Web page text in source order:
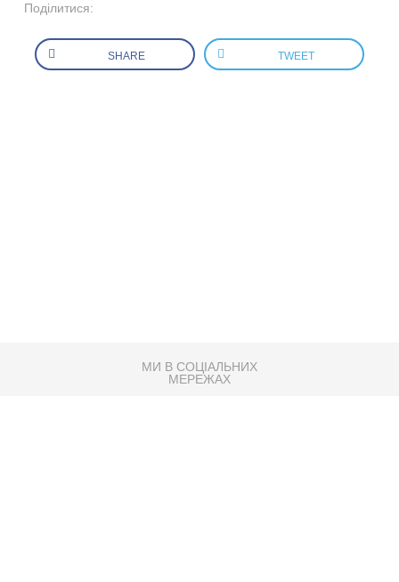
Поділитися:
SHARE TWEET
МИ В СОЦІАЛЬНИХ
МЕРЕЖАХ